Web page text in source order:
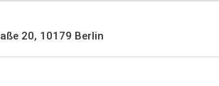
20, 10179 Berlin